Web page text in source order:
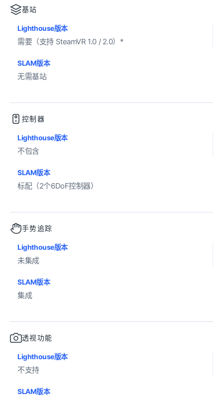
基站
Lighthouse版本
需要（支持 SteamVR 1.0 / 2.0）*
SLAM版本
无需基站
控制器
Lighthouse版本
不包含
SLAM版本
标配（2个6DoF控制器）
手势追踪
Lighthouse版本
未集成
SLAM版本
集成
透视功能
Lighthouse版本
不支持
SLAM版本